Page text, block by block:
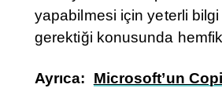
yapabilmesi için yeterli
gerektiği konusunda
Ayrıca: Microsoft’un